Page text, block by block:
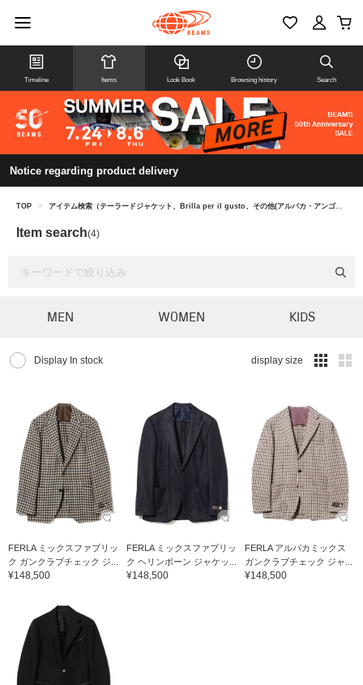
Timeline Items Look Book Browsing history Search
Notice regarding product delivery
TOP > アイテム検索（テーラードジャケット、Brilla per il gusto、その他(アルパカ・アンゴラ・キャメル・モヘヤ)）
Item search(4)
MEN WOMEN KIDS
Display In stock display size
FERLA ミックスファブリッ
ク ガンクラブチェック ジ...
¥148,500
FERLA ミックスファブリッ
ク ヘリンボーン ジャケッ...
¥148,500
FERLA アルパカミックス
ガンクラブチェック ジャ...
¥148,500